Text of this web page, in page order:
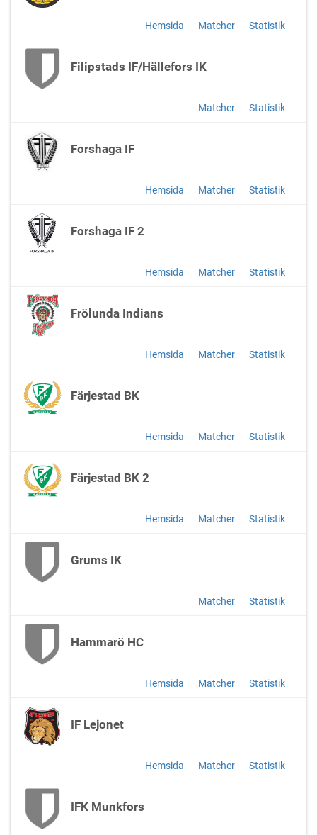
Hemsida Matcher Statistik
Filipstads IF/Hällefors IK
Matcher Statistik
Forshaga IF
Hemsida Matcher Statistik
Forshaga IF 2
Hemsida Matcher Statistik
Frölunda Indians
Hemsida Matcher Statistik
Färjestad BK
Hemsida Matcher Statistik
Färjestad BK 2
Hemsida Matcher Statistik
Grums IK
Matcher Statistik
Hammarö HC
Hemsida Matcher Statistik
IF Lejonet
Hemsida Matcher Statistik
IFK Munkfors